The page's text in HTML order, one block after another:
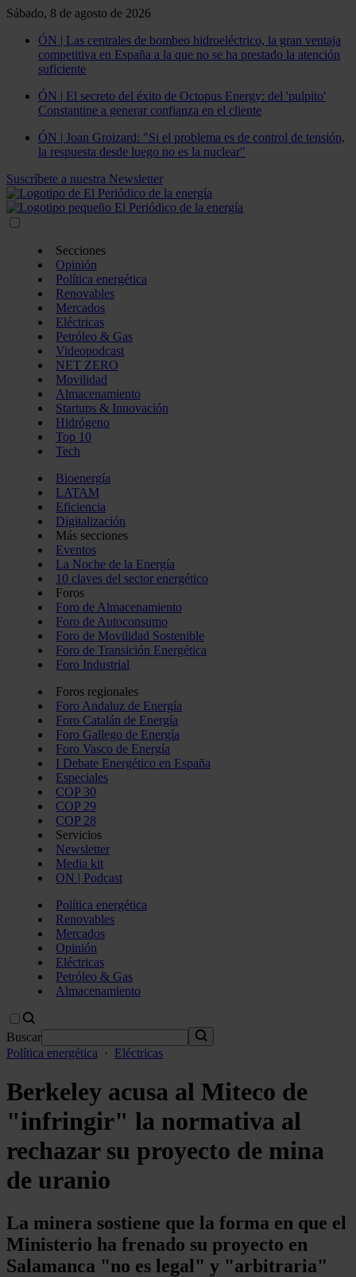
Sábado, 8 de agosto de 2026
ÓN | Las centrales de bombeo hidroeléctrico, la gran ventaja
competitiva en España a la que no se ha prestado la atención
suficiente
ÓN | El secreto del éxito de Octopus Energy: del 'pulpito'
Constantine a generar confianza en el cliente
ÓN | Joan Groizard: "Si el problema es de control de tensión,
la respuesta desde luego no es la nuclear"
Suscríbete a nuestra Newsletter
Secciones
Opinión
Política energética
Renovables
Mercados
Eléctricas
Petróleo & Gas
Videopodcast
NET ZERO
Movilidad
Almacenamiento
Startups & Innovación
Hidrógeno
Top 10
Tech
Bioenergía
LATAM
Eficiencia
Digitalización
Más secciones
Eventos
La Noche de la Energía
10 claves del sector energético
Foros
Foro de Almacenamiento
Foro de Autoconsumo
Foro de Movilidad Sostenible
Foro de Transición Energética
Foro Industrial
Foros regionales
Foro Andaluz de Energía
Foro Catalán de Energía
Foro Gallego de Energía
Foro Vasco de Energía
I Debate Energético en España
Especiales
COP 30
COP 29
COP 28
Servicios
Newsletter
Media kit
ON | Podcast
Política energética
Renovables
Mercados
Opinión
Eléctricas
Petróleo & Gas
Almacenamiento
Buscar
Política energética
· Eléctricas
Berkeley acusa al Miteco de
"infringir" la normativa al
rechazar su proyecto de mina
de uranio
La minera sostiene que la forma en que el
Ministerio ha frenado su proyecto en
Salamanca "no es legal" y "arbitraria"